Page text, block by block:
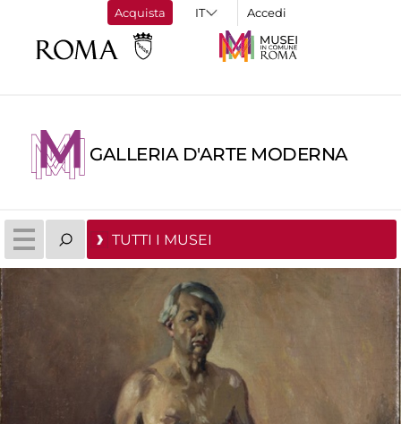
Acquista Accedi
GALLERIA D'ARTE MODERNA
TUTTI I MUSEI